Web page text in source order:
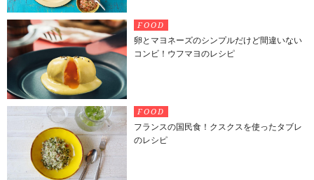
FOOD
卵とマヨネーズのシンプルだけど間違いない
コンビ！ウフマヨのレシピ
FOOD
フランスの国民食！クスクスを使ったタブレ
のレシピ